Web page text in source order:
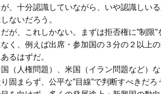
、十分認識していながら、いや認識しい
ないだろう。
が、これしかない。まずは拒否権に”制限
く、例えば出席・参加国の３分の２以上
るはずだ。
（人権問題）、米国（イラン問題など）
固まらず、公平な”目線”で判断すべきだ